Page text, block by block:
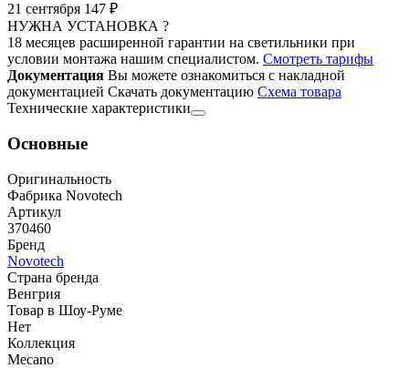
21 сентября 147 ₽
НУЖНА УСТАНОВКА ?
18 месяцев расширенной гарантии на светильники при
условии монтажа нашим специалистом. Смотреть тарифы
Документация Вы можете ознакомиться с накладной
документацией Скачать документацию Cхема товара
Технические характеристики
Основные
Оригинальность
Фабрика Novotech
Артикул
370460
Бренд
Novotech
Страна бренда
Венгрия
Товар в Шоу-Руме
Нет
Коллекция
Mecano